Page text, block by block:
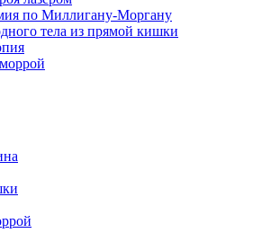
по Миллигану-Моргану
тела из прямой кишки